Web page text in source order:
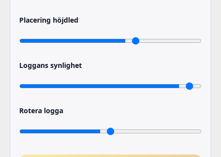
Placering höjdled
Loggans synlighet
Rotera logga